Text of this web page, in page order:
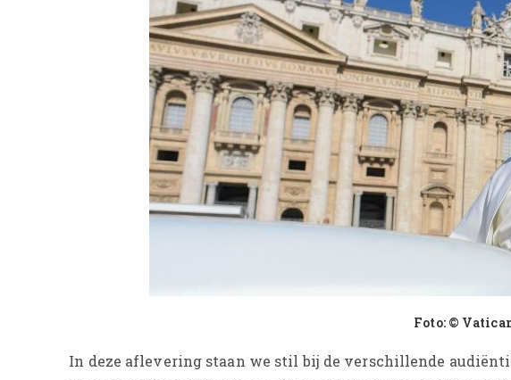
Foto: ©
In deze aflevering staan we stil bij de verschillende